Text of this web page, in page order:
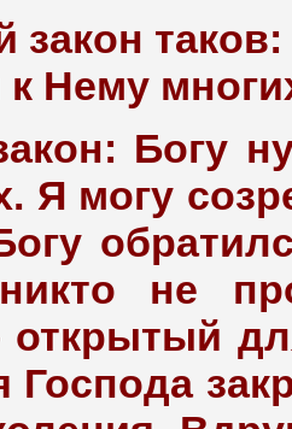
закон
к Нему
Богу
Я могу
не
открытый
Господа